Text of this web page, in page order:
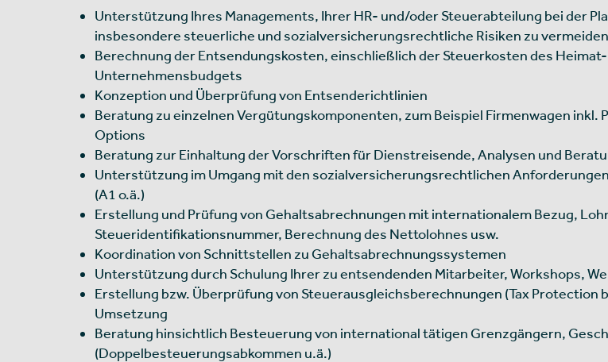
Unterstützung Ihres Managements, Ihrer HR- und/oder Steuerabteilung bei der
insbesondere steuerliche und sozialversicherungsrechtliche Risiken zu vermeiden
Berechnung der Entsendungskosten, einschließlich der Steuerkosten des
Unternehmensbudgets
Konzeption und Überprüfung von Entsenderichtlinien
Beratung zu einzelnen Vergütungskomponenten, zum Beispiel Firmenwagen
Options
Beratung zur Einhaltung der Vorschriften für Dienstreisende, Analysen und
Unterstützung im Umgang mit den sozialversicherungsrechtlichen
(A1 o.ä.)
Erstellung und Prüfung von Gehaltsabrechnungen mit internationalem Bezug,
Steueridentifikationsnummer, Berechnung des Nettolohnes usw.
Koordination von Schnittstellen zu Gehaltsabrechnungssystemen
Unterstützung durch Schulung Ihrer zu entsendenden Mitarbeiter, Workshops,
Erstellung bzw. Überprüfung von Steuerausgleichsberechnungen (Tax Protection
Umsetzung
Beratung hinsichtlich Besteuerung von international tätigen Grenzgängern,
(Doppelbesteuerungsabkommen u.ä.)